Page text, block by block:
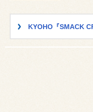
KYOHO『SMACK